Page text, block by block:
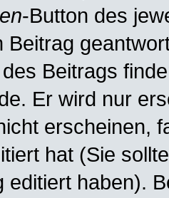
-Button des
Beitrag
Beitrags
Er wird nur
erscheinen,
hat (Sie
editiert haben).